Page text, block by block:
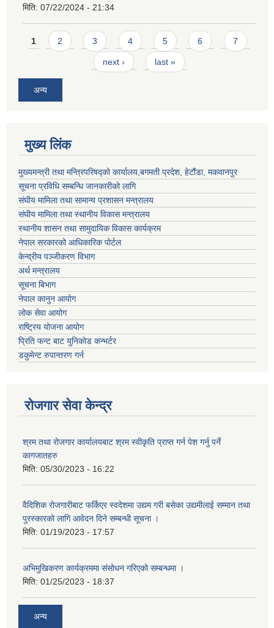
मिति: 07/22/2024 - 21:34
Pages
1 2 3 4 5 6 7
next › last »
अन्य
मुख्य लिंक
मुख्यमन्त्री तथा मन्त्रिपरिषद्को कार्यालय,बगमती प्रदेश, हेटौंडा, मकवानपुर
सूचना प्रविधि सम्बन्धि जानकारीको लागि
संघीय मामिला तथा सामान्य प्रशासन मन्त्रालय
संघीय मामिला तथा स्थानीय विकास मन्त्रालय
स्थानीय शासन तथा सामुदायिक विकास कार्यक्रम
नेपाल सरकारको आधिकारिक पोर्टल
केन्द्रीय पञ्जीकरण विभाग
अर्थ मन्त्रालय
सूचना बिभाग
नेपाल कानुन आयोग
लोक सेवा आयोग
राष्ट्रिय योजना आयोग
प्रिति फन्ट बाट युनिकोड कन्भर्टर
डकुमेन्ट रुपान्तरण गर्न
रोजगार सेवा केन्द्र
श्रम तथा रोजगार कार्यालयबाट श्रम स्वीकृति प्राप्त गर्न पेश गर्नु पर्ने
कागजातहरु
मिति: 05/30/2023 - 16:22
वैदिशिक रोजगारीबाट फर्किएर स्वदेशमा उद्यम गरी बसेका उद्यमीलाई सम्मान तथा
पुरस्कारको लागि आवेदन दिने सम्बन्धी सूचना ।
मिति: 01/19/2023 - 17:57
अभिमुखिकरण कार्यक्रममा संसोधन गरिएको सम्बन्धमा ।
मिति: 01/25/2023 - 18:37
अन्य